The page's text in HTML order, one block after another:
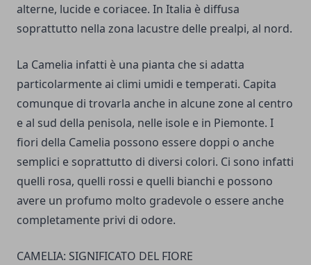
alterne, lucide e coriacee. In Italia è diffusa
soprattutto nella zona lacustre delle prealpi, al nord.
La Camelia infatti è una pianta che si adatta
particolarmente ai climi umidi e temperati. Capita
comunque di trovarla anche in alcune zone al centro
e al sud della penisola, nelle isole e in Piemonte. I
fiori della Camelia possono essere doppi o anche
semplici e soprattutto di diversi colori. Ci sono infatti
quelli rosa, quelli rossi e quelli bianchi e possono
avere un profumo molto gradevole o essere anche
completamente privi di odore.
CAMELIA: SIGNIFICATO DEL FIORE